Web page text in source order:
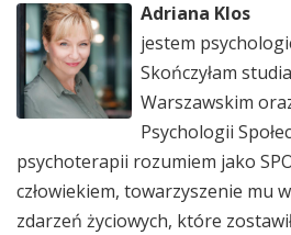
Adriana Klos
jestem
Skończyłam
Warszawskim
Psychologii
psychoterapii rozumiem jako
człowiekiem, towarzyszenie mu
zdarzeń życiowych, które